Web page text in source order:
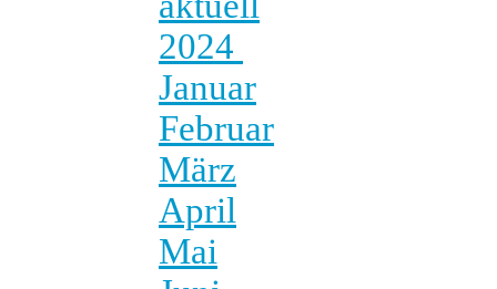
2024
Januar
Februar
März
April
Mai